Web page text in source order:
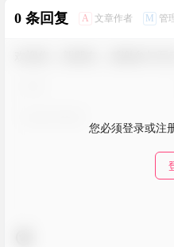
0 条回复 A 文章作者 M 管
您必须登录或注